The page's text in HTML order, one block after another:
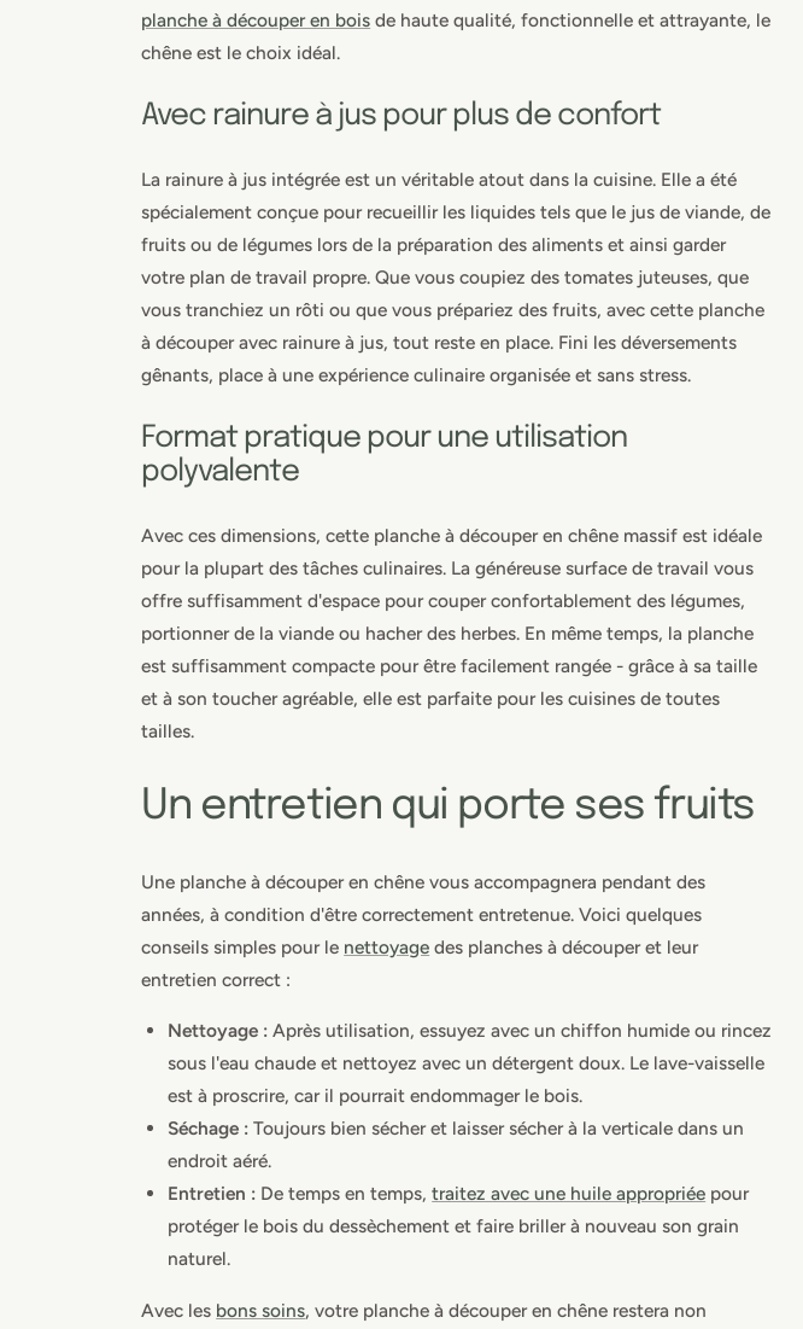
planche à découper en bois de haute qualité, fonctionnelle et attrayante, le
chêne est le choix idéal.
Avec rainure à jus pour plus de confort
La rainure à jus intégrée est un véritable atout dans la cuisine. Elle a été
spécialement conçue pour recueillir les liquides tels que le jus de viande, de
fruits ou de légumes lors de la préparation des aliments et ainsi garder
votre plan de travail propre. Que vous coupiez des tomates juteuses, que
vous tranchiez un rôti ou que vous prépariez des fruits, avec cette planche
à découper avec rainure à jus, tout reste en place. Fini les déversements
gênants, place à une expérience culinaire organisée et sans stress.
Format pratique pour une utilisation
polyvalente
Avec ces dimensions, cette planche à découper en chêne massif est idéale
pour la plupart des tâches culinaires. La généreuse surface de travail vous
offre suffisamment d'espace pour couper confortablement des légumes,
portionner de la viande ou hacher des herbes. En même temps, la planche
est suffisamment compacte pour être facilement rangée - grâce à sa taille
et à son toucher agréable, elle est parfaite pour les cuisines de toutes
tailles.
Un entretien qui porte ses fruits
Une planche à découper en chêne vous accompagnera pendant des
années, à condition d'être correctement entretenue. Voici quelques
conseils simples pour le nettoyage des planches à découper et leur
entretien correct :
Nettoyage : Après utilisation, essuyez avec un chiffon humide ou rincez
sous l'eau chaude et nettoyez avec un détergent doux. Le lave-vaisselle
est à proscrire, car il pourrait endommager le bois.
Séchage : Toujours bien sécher et laisser sécher à la verticale dans un
endroit aéré.
Entretien : De temps en temps,traitez avec une huile appropriée pour
protéger le bois du dessèchement et faire briller à nouveau son grain
naturel.
Avec les bons soins, votre planche à découper en chêne restera non